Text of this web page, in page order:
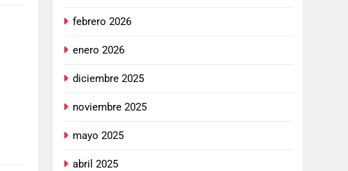
febrero 2026
enero 2026
diciembre 2025
noviembre 2025
mayo 2025
abril 2025